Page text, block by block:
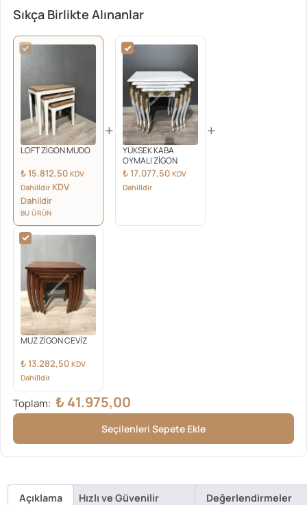
Sıkça Birlikte Alınanlar
LOFT ZİGON MUDO
₺15.812,50 KDV
Dahilldir KDV
Dahildir
BU ÜRÜN
+
YÜKSEK KABA
OYMALI ZİGON
₺17.077,50 KDV
Dahilldir
+
MUZ ZİGON CEVİZ
₺13.282,50 KDV
Dahilldir
Toplam: ₺ 41.975,00
Seçilenleri Sepete Ekle
Açıklama
Hızlı ve Güvenilir
Değerlendirmeler